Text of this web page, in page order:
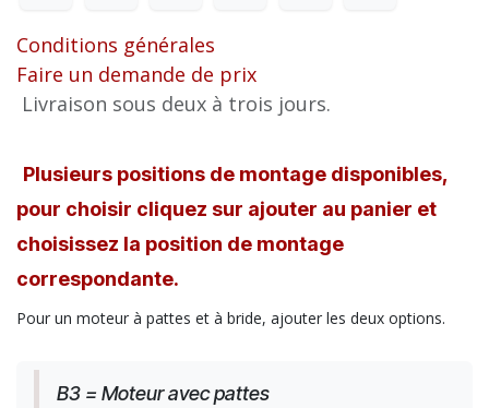
Conditions générales
Faire un demande de prix
Livraison sous deux à trois jours.
Plusieurs positions de montage disponibles,
pour choisir cliquez sur ajouter au panier et
choisissez la position de montage
correspondante.
Pour un moteur à pattes et à bride, ajouter les deux options.
B3 = Moteur avec pattes